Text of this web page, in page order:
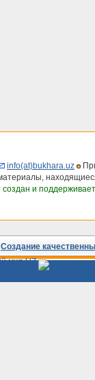
info(at)bukhara.uz
создан и
Создание